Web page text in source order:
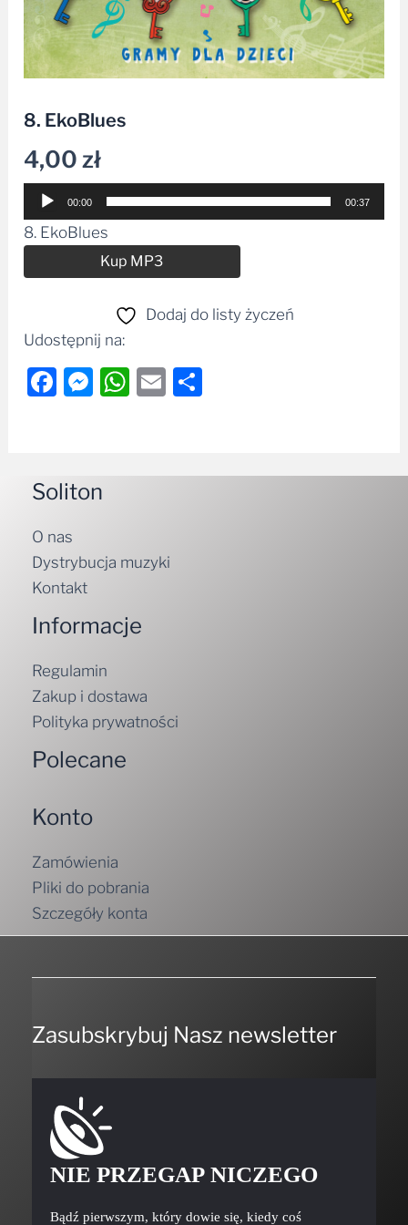
8. EkoBlues
4,00zł
Odtwarzacz
plików
dźwiękowych
00:00 00:37
8. EkoBlues
Kup MP3
Dodaj do listy życzeń
Udostępnij na:
Facebook
Messenger
WhatsApp
Email
Soliton
O nas
Dystrybucja muzyki
Kontakt
Informacje
Regulamin
Zakup i dostawa
Polityka prywatności
Polecane
Konto
Zamówienia
Pliki do pobrania
Szczegóły konta
Zasubskrybuj Nasz newsletter
NIE PRZEGAP NICZEGO
Bądź pierwszym, który dowie się, kiedy coś